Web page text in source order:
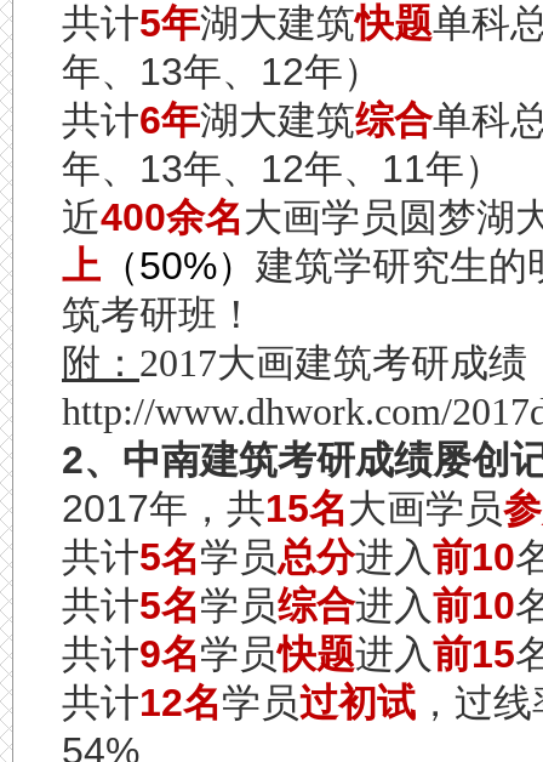
共计5年湖大建筑快题单科
年、 13年、 12年）
共计6年湖大建筑综合单科
年、 13年、 12年、 11年）
近400余名大画学员圆梦湖
上 （50%） 建筑学研究生的
筑考研班！
附： 2017大画建筑考研成绩
http://www.dhwork.com/
2、中南建筑考研成绩屡创
2017年，共15名大画学员
共计5名学员总分进入前10
共计5名学员综合进入前10
共计9名学员快题进入前15
共计12名学员过初试 ，过
54%